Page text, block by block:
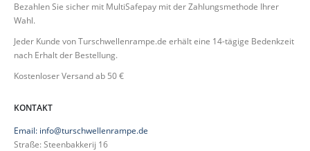
Bezahlen Sie sicher mit MultiSafepay mit der Zahlungsmethode Ihrer
Wahl.
Jeder Kunde von Turschwellenrampe.de erhält eine 14-tägige Bedenkzeit
nach Erhalt der Bestellung.
Kostenloser Versand ab 50 €
KONTAKT
Email: info@turschwellenrampe.de
Straße: Steenbakkerij 16